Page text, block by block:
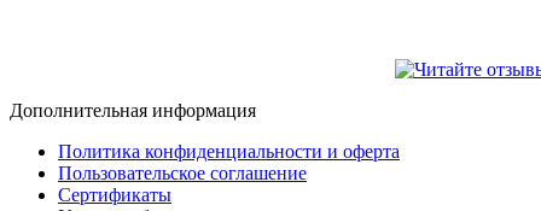
Дополнительная информация
Политика конфиденциальности и оферта
Пользовательское соглашение
Сертификаты